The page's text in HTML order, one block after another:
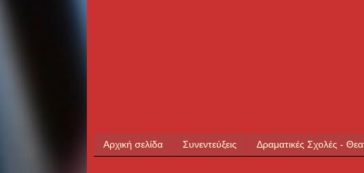
Αρχική σελίδα Συνεντεύξεις Δραματικές Σχολές -